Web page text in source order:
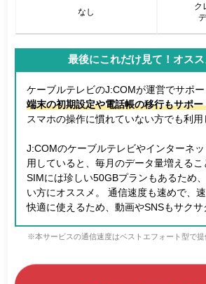
なし
ク
最後にこれだけ見て！オス
ケーブルテレビのJ:COMが運営でサポー
端末の初期設定や電話帳の移行もサポー
スマホの操作に慣れていない方でも利用
J:COMのケーブルテレビやインターネ
用していると、毎月のデータ量増える
SIMには珍しい50GBプランもあるため
い方にオススメ。 通信速度も速めで、
快適に使えるため、動画やSNSもサクサ
※本サービスの通信速度はベストエフォート型で